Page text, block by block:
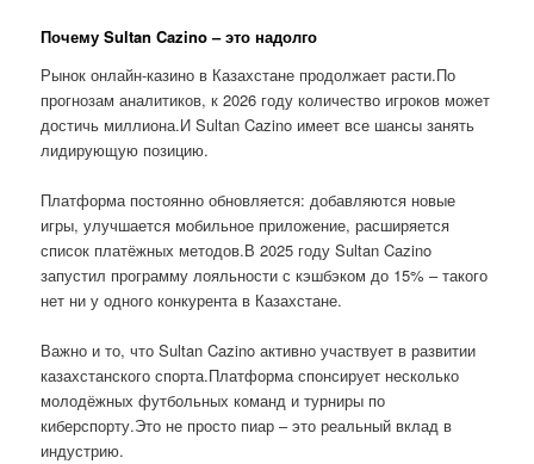
Почему Sultan Cazino – это надолго
Рынок онлайн-казино в Казахстане продолжает расти.По
прогнозам аналитиков, к 2026 году количество игроков может
достичь миллиона.И Sultan Cazino имеет все шансы занять
лидирующую позицию.
Платформа постоянно обновляется: добавляются новые
игры, улучшается мобильное приложение, расширяется
список платёжных методов.В 2025 году Sultan Cazino
запустил программу лояльности с кэшбэком до 15% – такого
нет ни у одного конкурента в Казахстане.
Важно и то, что Sultan Cazino активно участвует в развитии
казахстанского спорта.Платформа спонсирует несколько
молодёжных футбольных команд и турниры по
киберспорту.Это не просто пиар – это реальный вклад в
индустрию.